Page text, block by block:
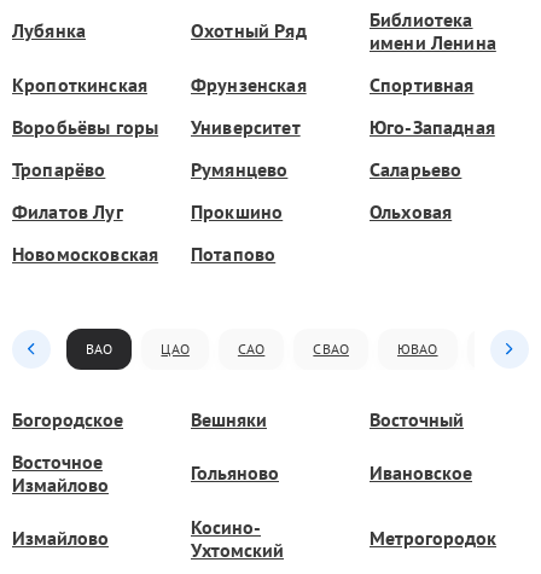
Лубянка Охотный Ряд
Библиотека
имени Ленина
Кропоткинская
Фрунзенская
Спортивная
Воробьёвы горы
Университет
Юго-Западная
Тропарёво
Румянцево
Саларьево
Филатов Луг
Прокшино
Ольховая
Новомосковская
Потапово
ВАО ЦАО САО СВАО ЮВАО ЮАО
Богородское Вешняки
Восточный
Восточное
Измайлово
Гольяново Ивановское
Измайлово
Косино-
Ухтомский
Метрогородок